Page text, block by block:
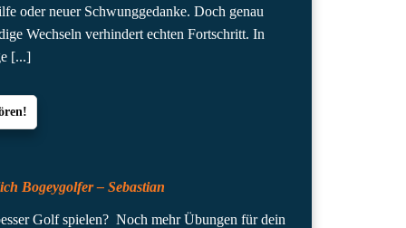
oder neuer Schwunggedanke. Doch genau
Wechseln verhindert echten Fortschritt. In
[...]
Bogeygolfer – Sebastian
Golf spielen? Noch mehr Übungen für dein